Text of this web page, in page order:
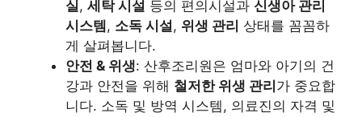
실, 세탁 시설 등의 편의시설과 신생아 관리
시스템 , 소독 시설, 위생 관리 상태를 꼼꼼하
게 살펴봅니다.
안전 & 위생: 산후조리원은 엄마와 아기의 건
강과 안전을 위해 철저한 위생 관리 가 중요합
니다. 소독 및 방역 시스템, 의료진의 자격 및